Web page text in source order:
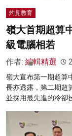
灼見教育
嶺大首期超算
級電腦相若
作者: 編輯精選
嶺大宣布第一期超算
長亦透露，第二期超
並採用最先進的冷卻